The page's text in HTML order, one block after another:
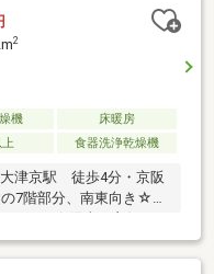
2
機
床暖房
食器洗浄乾燥機
津京駅 徒歩4分・京阪
7階部分、南東向き☆専